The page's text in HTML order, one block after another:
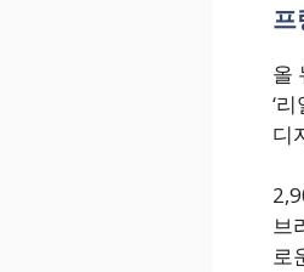
프
올
‘
디
브
로